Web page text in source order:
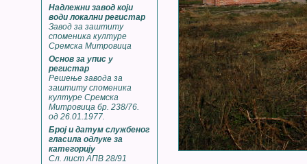
Надлежни завод који
води локални регистар
Завод за заштиту
споменика културе
Сремска Митровица
Основ за упис у
регистар
Решење завода за
заштиту споменика
културе Сремска
Митровица бр. 238/76.
од 26.01.1977.
Број и датум службеног
гласила одлуке за
категорију
Сл. лист АПВ 28/91